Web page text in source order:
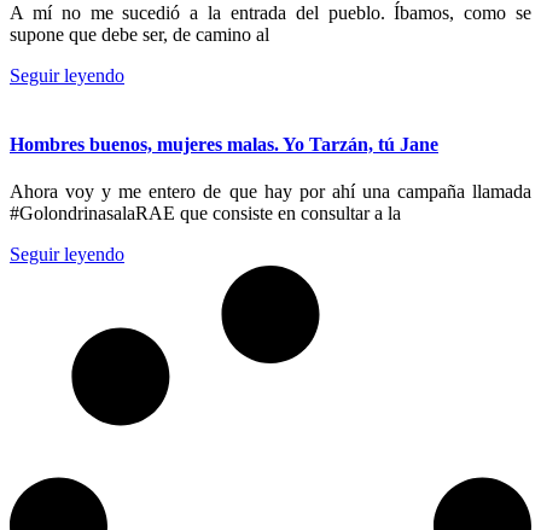
A mí no me sucedió a la entrada del pueblo. Íbamos, como se
supone que debe ser, de camino al
Seguir leyendo
Hombres buenos, mujeres malas. Yo Tarzán, tú Jane
Ahora voy y me entero de que hay por ahí una campaña llamada
#GolondrinasalaRAE que consiste en consultar a la
Seguir leyendo